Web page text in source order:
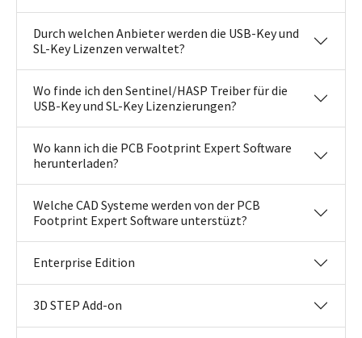
Durch welchen Anbieter werden die USB-Key und
SL-Key Lizenzen verwaltet?
Wo finde ich den Sentinel/HASP Treiber für die
USB-Key und SL-Key Lizenzierungen?
Wo kann ich die PCB Footprint Expert Software
herunterladen?
Welche CAD Systeme werden von der PCB
Footprint Expert Software unterstüzt?
Enterprise Edition
3D STEP Add-on